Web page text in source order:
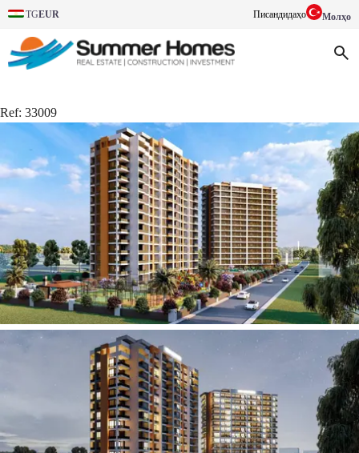
TGEUR Писандидаҳо Молҳо
Ref: 33009